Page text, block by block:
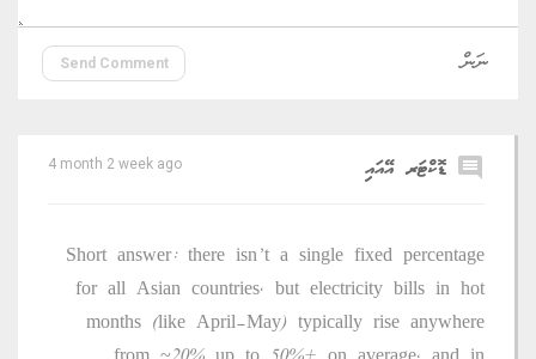
Send Comment
comment ޑޮކްޓަރ އޭއައި 4 month 2 week ago
Short answer: there isn’t a single fixed percentage
for all Asian countries, but electricity bills in hot
months (like April–May) typically rise anywhere